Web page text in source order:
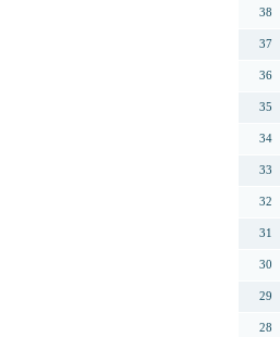
38
37
36
35
34
33
32
31
30
29
28